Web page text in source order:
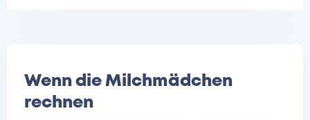
Wenn die Milchmädchen
rechnen